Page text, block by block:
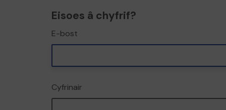
Eisoes â chyfrif?
E-bost
Cyfrinair